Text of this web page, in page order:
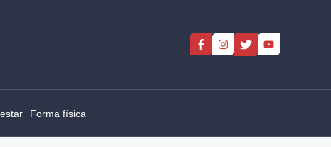
Forma física